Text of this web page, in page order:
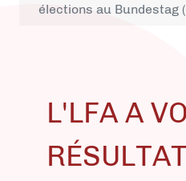
élections au Bundestag
L'LFA A